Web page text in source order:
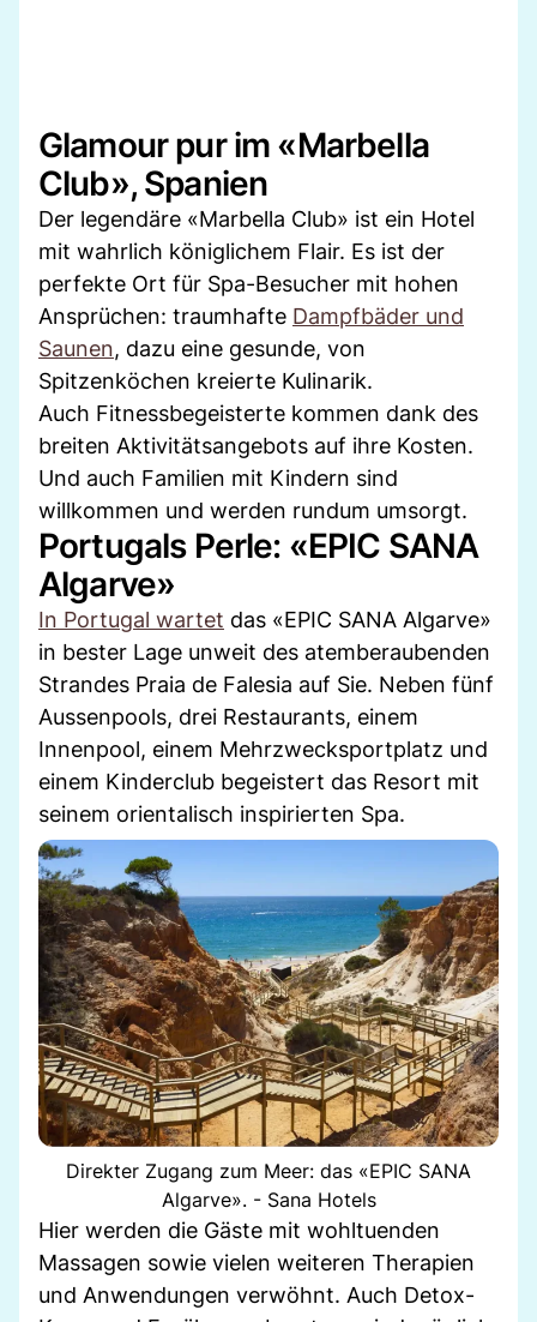
Glamour pur im «Marbella
Club», Spanien
Der legendäre «Marbella Club» ist ein Hotel
mit wahrlich königlichem Flair. Es ist der
perfekte Ort für Spa-Besucher mit hohen
Ansprüchen: traumhafte Dampfbäder und
Saunen, dazu eine gesunde, von
Spitzenköchen kreierte Kulinarik.
Auch Fitnessbegeisterte kommen dank des
breiten Aktivitätsangebots auf ihre Kosten.
Und auch Familien mit Kindern sind
willkommen und werden rundum umsorgt.
Portugals Perle: «EPIC SANA
Algarve»
In Portugal wartet das «EPIC SANA Algarve»
in bester Lage unweit des atemberaubenden
Strandes Praia de Falesia auf Sie. Neben fünf
Aussenpools, drei Restaurants, einem
Innenpool, einem Mehrzwecksportplatz und
einem Kinderclub begeistert das Resort mit
seinem orientalisch inspirierten Spa.
Direkter Zugang zum Meer: das «EPIC SANA
Algarve». - Sana Hotels
Hier werden die Gäste mit wohltuenden
Massagen sowie vielen weiteren Therapien
und Anwendungen verwöhnt. Auch Detox-